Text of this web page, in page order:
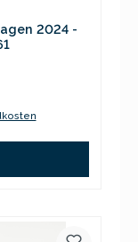
2024 -